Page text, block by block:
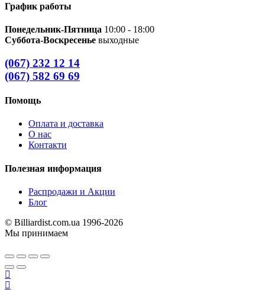
График работы
Понедельник-Пятница 10:00 - 18:00
Суббота-Воскресенье выходные
(067) 232 12 14
(067) 582 69 69
Помощь
Оплата и доставка
О нас
Контакти
Полезная информация
Распродажи и Акции
Блог
© Billiardist.com.ua 1996-2026
Мы принимаем